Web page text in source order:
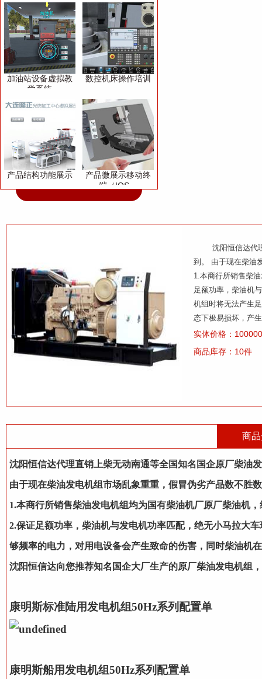
加油站设备虚拟教
学系统
数控机床操作培训
产品结构功能展示
产品微展示移动终
端（IOS、
沈阳恒信达代理
到。 由于现在柴油
1.本商行所销售柴
足额功率，柴油机
机组时将无法产生
态下极易损坏，产
实体价格：
商品库存：10件
商
沈阳恒信达代理直销上柴无动南通等全国知名国企原厂柴油
由于现在柴油发电机组市场乱象重重，假冒伪劣产品数不胜
1.本商行所销售柴油发电机组均为国有柴油机厂原厂柴油机
2.保证足额功率，柴油机与发电机功率匹配，绝无小马拉大
够频率的电力，对用电设备会产生致命的伤害，同时柴油机
沈阳恒信达向您推荐知名国企大厂生产的原厂柴油发电机组
康明斯标准陆用发电机组50Hz系列配置单
康明斯船用发电机组50Hz系列配置单